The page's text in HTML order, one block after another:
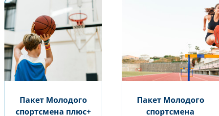
Пакет Молодого
спортсмена плюс+
Пакет Молодого
спортсмена